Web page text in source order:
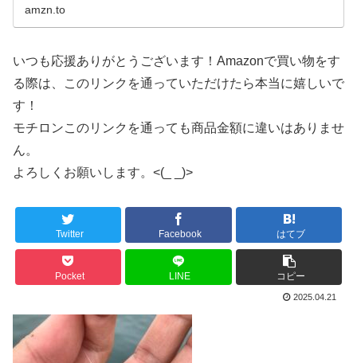
amzn.to
いつも応援ありがとうございます！Amazonで買い物をす
る際は、このリンクを通っていただけたら本当に嬉しいで
す！
モチロンこのリンクを通っても商品金額に違いはありませ
ん。
よろしくお願いします。<(_ _)>
Twitter Facebook はてブ
Pocket LINE コピー
2025.04.21